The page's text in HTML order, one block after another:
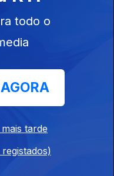
Ep. 8
(A)Mar e
Poemas
todo o
tarde